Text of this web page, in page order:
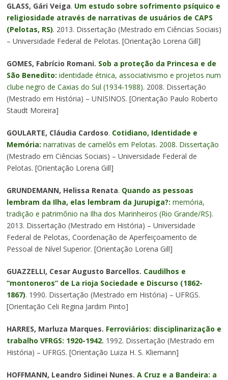
GLASS, Gári Veiga. Um estudo sobre sofrimento psíquico e
religiosidade através de narrativas de usuários de CAPS
(Pelotas, RS). 2013. Dissertação (Mestrado em Ciências Sociais)
– Universidade Federal de Pelotas. [Orientação Lorena Gill]
GOMES, Fabrício Romani. Sob a proteção da Princesa e de
São Benedito: identidade étnica, associativismo e projetos num
clube negro de Caxias do Sul (1934-1988). 2008. Dissertação
(Mestrado em História) – UNISINOS. [Orientação Paulo Roberto
Staudt Moreira]
GOULARTE, Cláudia Cardoso. Cotidiano, Identidade e
Memória: narrativas de camelôs em Pelotas. 2008. Dissertação
(Mestrado em Ciências Sociais) – Universidade Federal de
Pelotas. [Orientação Lorena Gill]
GRUNDEMANN, Helissa Renata. Quando as pessoas
lembram da Ilha, elas lembram da Jurupiga?: memória,
tradição e patrimônio na Ilha dos Marinheiros (Rio Grande/RS).
2013. Dissertação (Mestrado em História) – Universidade
Federal de Pelotas, Coordenação de Aperfeiçoamento de
Pessoal de Nível Superior. [Orientação Lorena Gill]
GUAZZELLI, Cesar Augusto Barcellos. Caudilhos e
“montoneros” de La rioja Sociedade e Discurso (1862-
1867). 1990. Dissertação (Mestrado em História) – UFRGS.
[Orientação Celi Regina Jardim Pinto]
HARRES, Marluza Marques. Ferroviários: disciplinarização e
trabalho VFRGS: 1920-1942. 1992. Dissertação (Mestrado em
História) – UFRGS. [Orientação Luiza H. S. Kliemann]
HOFFMANN, Leandro Sidinei Nunes. A Cruz e a Bandeira: a